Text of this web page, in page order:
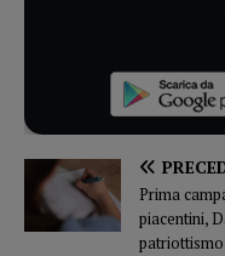
Prima
piacentini,